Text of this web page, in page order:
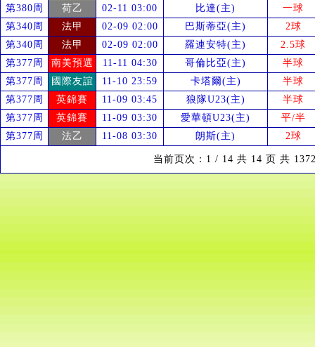
第380周
荷乙 02-11 03:00 比達(主)
一球
第340周
法甲 02-09 02:00 巴斯蒂亞(主)
2球
第340周
法甲 02-09 02:00 羅連安特(主)
2.5球
第377周
南美預選 11-11 04:30 哥倫比亞(主)
半球
第377周
國際友誼 11-10 23:59 卡塔爾(主)
半球
第377周
英錦賽 11-09 03:45 狼隊U23(主)
半球
第377周
英錦賽 11-09 03:30 愛華頓U23(主)
平/半
第377周
法乙 11-08 03:30 朗斯(主) 2球
当前页次：1 / 14 共 14 页 共